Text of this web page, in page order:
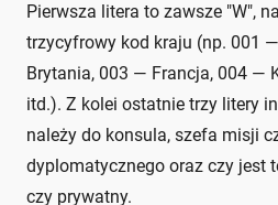
Pierwsza litera to zawsze "W",
trzycyfrowy kod kraju (np. 001
Brytania, 003 — Francja, 004 —
itd.). Z kolei ostatnie trzy litery
należy do konsula, szefa misji
dyplomatycznego oraz czy jest
czy prywatny.